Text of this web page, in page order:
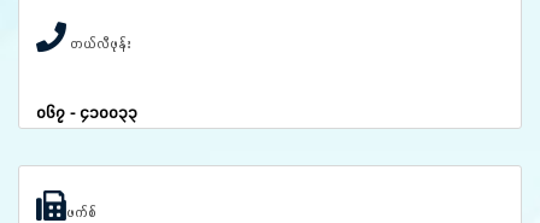
တယ်လီဖုန်း
၀၆၇ - ၄၁၀၀၃၃
ဖက်စ်